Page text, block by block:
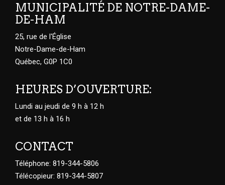
MUNICIPALITÉ DE NOTRE-DAME-
DE-HAM
25, rue de l'Église
Notre-Dame-de-Ham
Québec, G0P 1C0
HEURES D’OUVERTURE:
Lundi au jeudi de 9 h à 12 h
et de 13 h à 16 h
CONTACT
Téléphone: 819-344-5806
Télécopieur: 819-344-5807